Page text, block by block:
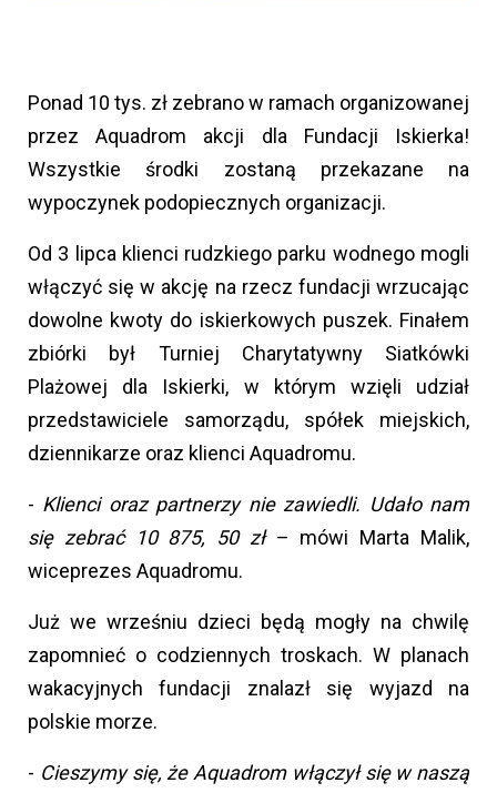
Ponad 10 tys. zł zebrano w ramach organizowanej
przez Aquadrom akcji dla Fundacji Iskierka!
Wszystkie środki zostaną przekazane na
wypoczynek podopiecznych organizacji.
Od 3 lipca klienci rudzkiego parku wodnego mogli
włączyć się w akcję na rzecz fundacji wrzucając
dowolne kwoty do iskierkowych puszek. Finałem
zbiórki był Turniej Charytatywny Siatkówki
Plażowej dla Iskierki, w którym wzięli udział
przedstawiciele samorządu, spółek miejskich,
dziennikarze oraz klienci Aquadromu.
- Klienci oraz partnerzy nie zawiedli. Udało nam
się zebrać 10 875, 50 zł– mówi Marta Malik,
wiceprezes Aquadromu.
Już we wrześniu dzieci będą mogły na chwilę
zapomnieć o codziennych troskach. W planach
wakacyjnych fundacji znalazł się wyjazd na
polskie morze.
- Cieszymy się, że Aquadrom włączył się w naszą